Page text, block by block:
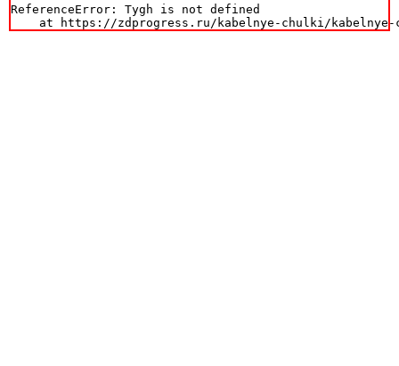
ReferenceError: Tygh is not defined
at https://zdprogress.ru/kabelnye-chulki/